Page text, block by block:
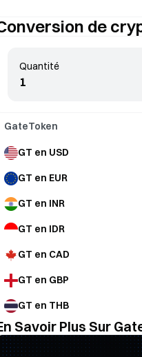
de
Quantité
GateToken
GT en USD
GT en EUR
GT en INR
GT en IDR
GT en CAD
GT en GBP
GT en THB
Savoir Plus Sur